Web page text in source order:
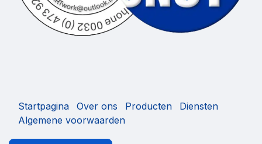
Startpagina Over ons Producten
Diensten
Algemene voorwaarden